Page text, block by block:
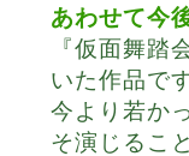
あわせて今
『仮面舞踏
いた作品です
今より若か
そ演じるこ